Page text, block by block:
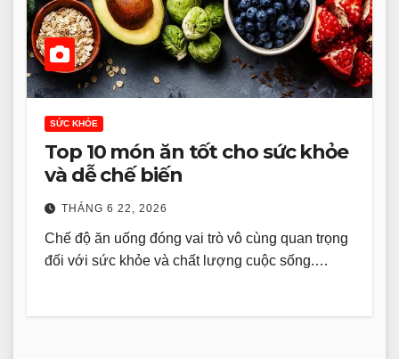
SỨC KHỎE
Top 10 món ăn tốt cho sức khỏe
và dễ chế biến
THÁNG 6 22, 2026
Chế độ ăn uống đóng vai trò vô cùng quan trọng
đối với sức khỏe và chất lượng cuộc sống.…